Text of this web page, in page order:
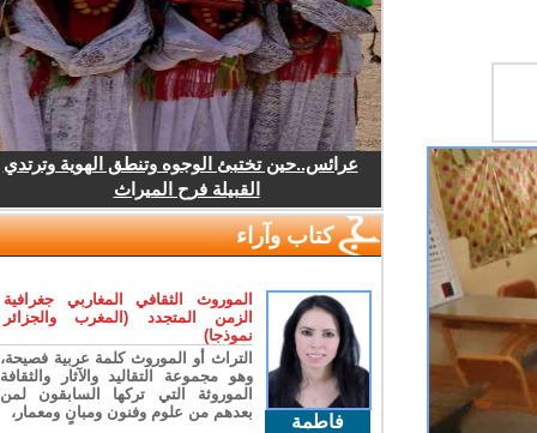
عرائس..حين تختبئ الوجوه وتنطق الهوية وترتدي
القبيلة فرح الميراث
كتاب وآراء
فاطمة
الموروث الثقافي المغاربي جغرافية
الزمن المتجدد (المغرب والجزائر
نموذجا)
التراث أو الموروث كلمة عربية فصيحة،
وهو مجموعة التقاليد والآثار والثقافة
الموروثة التي تركها السابقون لمن
بعدهم من علوم وفنون ومبانٍ ومعمار،